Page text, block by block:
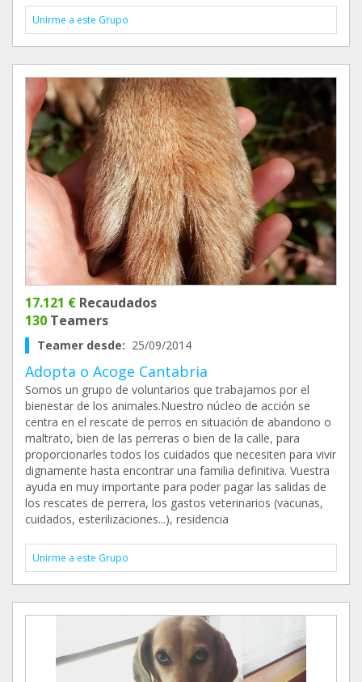
Unirme a este Grupo
17.121 € Recaudados
130 Teamers
Teamer desde: 25/09/2014
Adopta o Acoge Cantabria
Somos un grupo de voluntarios que trabajamos por el
bienestar de los animales.Nuestro núcleo de acción se
centra en el rescate de perros en situación de abandono o
maltrato, bien de las perreras o bien de la calle, para
proporcionarles todos los cuidados que necesiten para vivir
dignamente hasta encontrar una familia definitiva. Vuestra
ayuda en muy importante para poder pagar las salidas de
los rescates de perrera, los gastos veterinarios (vacunas,
cuidados, esterilizaciones...), residencia
Unirme a este Grupo